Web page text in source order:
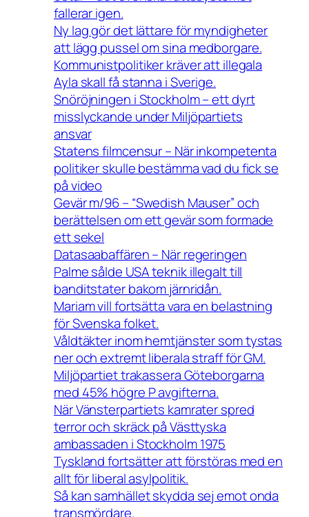
fallerar igen.
Ny lag gör det lättare för myndigheter
att lägg pussel om sina medborgare.
Kommunistpolitiker kräver att illegala
Ayla skall få stanna i Sverige.
Snöröjningen i Stockholm – ett dyrt
misslyckande under Miljöpartiets
ansvar
Statens filmcensur – När inkompetenta
politiker skulle bestämma vad du fick se
på video
Gevär m/96 – “Swedish Mauser” och
berättelsen om ett gevär som formade
ett sekel
Datasaabaffären – När regeringen
Palme sålde USA teknik illegalt till
banditstater bakom järnridån.
Mariam vill fortsätta vara en belastning
för Svenska folket.
Våldtäkter inom hemtjänster som tystas
ner och extremt liberala straff för GM.
Miljöpartiet trakassera Göteborgarna
med 45% högre P avgifterna.
När Vänsterpartiets kamrater spred
terror och skräck på Västtyska
ambassaden i Stockholm 1975
Tyskland fortsätter att förstöras med en
allt för liberal asylpolitik.
Så kan samhället skydda sej emot onda
transmördare.